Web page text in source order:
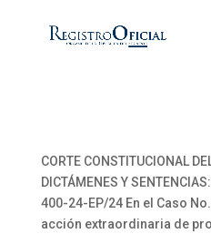
CORTE CONSTITUCIONAL
DICTÁMENES Y SENTENCIAS:
400-24-EP/24 En el Caso
acción extraordinaria de